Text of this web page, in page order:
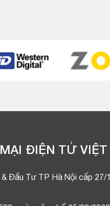
ĐIỆN TỬ VIỆT
Đầu Tư TP Hà Nội cấp 27/